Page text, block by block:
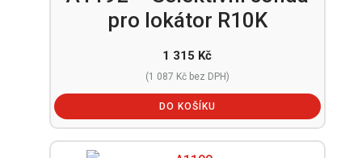
pro lokátor R10K
1 315 Kč
(1 087 Kčbez DPH)
DO KOŠÍKU